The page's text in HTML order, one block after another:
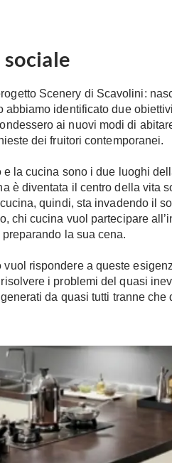
Scenery di Scavolini:
abbiamo identificato due
ai nuovi modi di
dei fruitori contemporanei.
la cucina sono i due luoghi
è diventata il centro della vita
quindi, sta invadendo il
chi cucina vuol partecipare
la sua cena.
vuol rispondere a queste
i problemi del quasi
da quasi tutti tranne che